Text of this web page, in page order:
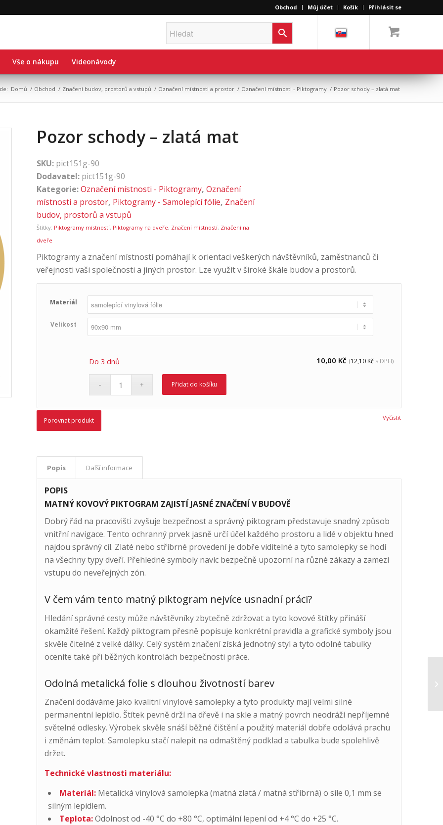
Obchod Můj účet Košík Přihlásit se
Vše o nákupu Videonávody
Domů / Obchod / Značení budov, prostorů a vstupů / Označení místnosti a prostor / Označení místnosti - Piktogramy / Pozor schody – zlatá mat
Pozor schody – zlatá mat
SKU: pict151g-90
Dodavatel: pict151g-90
Kategorie:Označení místnosti - Piktogramy, Označení
místnosti a prostor, Piktogramy - Samolepící fólie, Značení
budov, prostorů a vstupů
Štítky: Piktogramy místností, Piktogramy na dveře, Značení místností, Značení na
dveře
Piktogramy a značení místností pomáhají k orientaci veškerých návštěvníků, zaměstnanců či
veřejnosti vaši společnosti a jiných prostor. Lze využít v široké škále budov a prostorů.
Materiál
Velikost
Vyčistit
10,00 Kč (12,10Kč s DPH)
Do 3 dnů
Přidat do košíku
Porovnat produkt
Popis Další informace
POPIS
MATNÝ KOVOVÝ PIKTOGRAM ZAJISTÍ JASNÉ ZNAČENÍ V BUDOVĚ
Dobrý řád na pracovišti zvyšuje bezpečnost a správný piktogram představuje snadný způsob
vnitřní navigace. Tento ochranný prvek jasně určí účel každého prostoru a lidé v objektu hned
najdou správný cíl. Zlaté nebo stříbrné provedení je dobře viditelné a tyto samolepky se hodí
na všechny typy dveří. Přehledné symboly navíc bezpečně upozorní na různé zákazy a zamezí
vstupu do neveřejných zón.
V čem vám tento matný piktogram nejvíce usnadní práci?
Hledání správné cesty může návštěvníky zbytečně zdržovat a tyto kovové štítky přináší
okamžité řešení. Každý piktogram přesně popisuje konkrétní pravidla a grafické symboly jsou
skvěle čitelné z velké dálky. Celý systém značení získá jednotný styl a tyto odolné tabulky
oceníte také při běžných kontrolách bezpečnosti práce.
Odolná metalická folie s dlouhou životností barev
Značení dodáváme jako kvalitní vinylové samolepky a tyto produkty mají velmi silné
permanentní lepidlo. Štítek pevně drží na dřevě i na skle a matný povrch neodráží nepříjemné
světelné odlesky. Výrobek skvěle snáší běžné čištění a použitý materiál dobře odolává prachu
i změnám teplot. Samolepku stačí nalepit na odmaštěný podklad a tabulka bude spolehlivě
držet.
Technické vlastnosti materiálu:
Materiál:Metalická vinylová samolepka (matná zlatá / matná stříbrná) o síle 0,1 mm se
silným lepidlem.
Teplota:Odolnost od -40 °C do +80 °C, optimální lepení od +4 °C do +25 °C.